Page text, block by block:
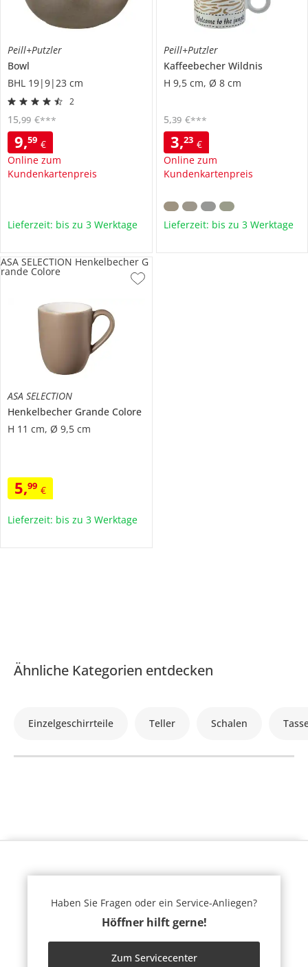
Peill+Putzler
Bowl
BHL 19|9|23 cm
2
9,59 €
Online zum
Kundenkartenpreis
15,99 €***
Lieferzeit: bis zu 3 Werktage
Peill+Putzler
Kaffeebecher Wildnis
H 9,5 cm, Ø 8 cm
3,23 €
Online zum
Kundenkartenpreis
5,39 €***
Lieferzeit: bis zu 3 Werktage
ASA SELECTION
Henkelbecher Grande Colore
H 11 cm, Ø 9,5 cm
5,99 €
ASA SELECTION Henkelbecher G
rande Colore
Lieferzeit: bis zu 3 Werktage
Ähnliche Kategorien entdecken
Einzelgeschirrteile Teller Schalen
Haben Sie Fragen oder ein Service-Anliegen?
Höffner hilft gerne!
Zum Servicecenter